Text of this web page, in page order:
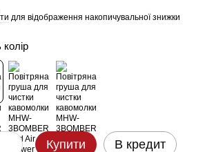
для відображення накопичувальної знижки
колір
Купити В кредит